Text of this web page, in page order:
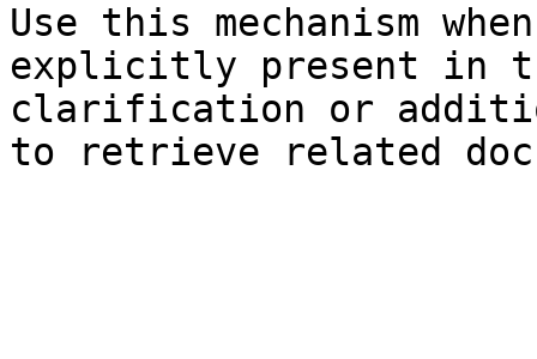
Use this mechanism
explicitly present in
clarification or